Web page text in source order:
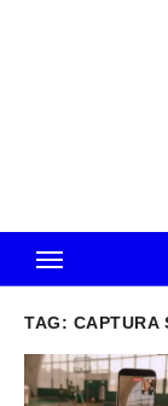
TAG: CAPTURA